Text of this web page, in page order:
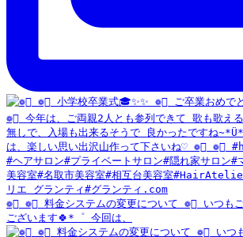
❁⃘ ❁⃘ 料金システムの変更について ❁⃘ いつもご
ございます🍀*゜ 今回は、